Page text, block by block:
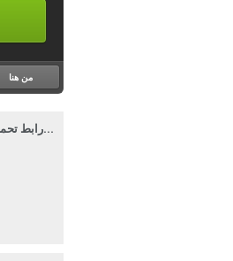
من هنا
رابط تحميل برنامج حماية الملفات FILE PROTECTION IOS للايفون مجاناً